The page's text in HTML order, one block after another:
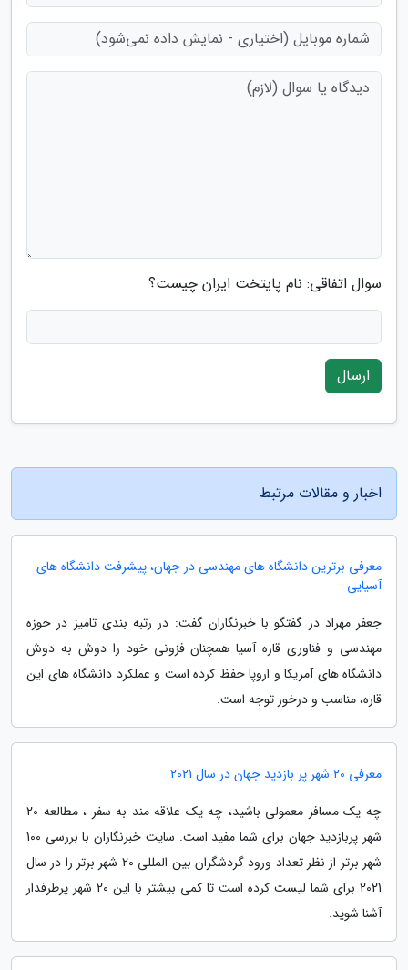
سوال اتفاقی: نام پایتخت ایران چیست؟
ارسال
اخبار و مقالات مرتبط
معرفی برترین دانشگاه های مهندسی در جهان، پیشرفت دانشگاه های
آسیایی
جعفر مهراد در گفتگو با خبرنگاران گفت: در رتبه بندی تامیز در حوزه
مهندسی و فناوری قاره آسیا همچنان فزونی خود را دوش به دوش
دانشگاه های آمریکا و اروپا حفظ کرده است و عملکرد دانشگاه های این
قاره، مناسب و درخور توجه است.
معرفی 20 شهر پر بازدید جهان در سال 2021
چه یک مسافر معمولی باشید، چه یک علاقه مند به سفر ، مطالعه 20
شهر پربازدید جهان برای شما مفید است. سایت خبرنگاران با بررسی 100
شهر برتر از نظر تعداد ورود گردشگران بین المللی 20 شهر برتر را در سال
2021 برای شما لیست کرده است تا کمی بیشتر با این 20 شهر پرطرفدار
آشنا شوید.